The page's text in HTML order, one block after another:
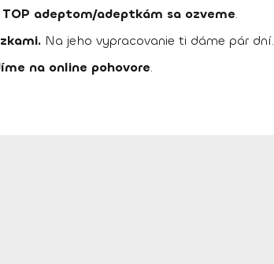
TOP adeptom/adeptkám sa ozveme.
Na jeho vypracovanie ti dáme pár dní.
na online pohovore.